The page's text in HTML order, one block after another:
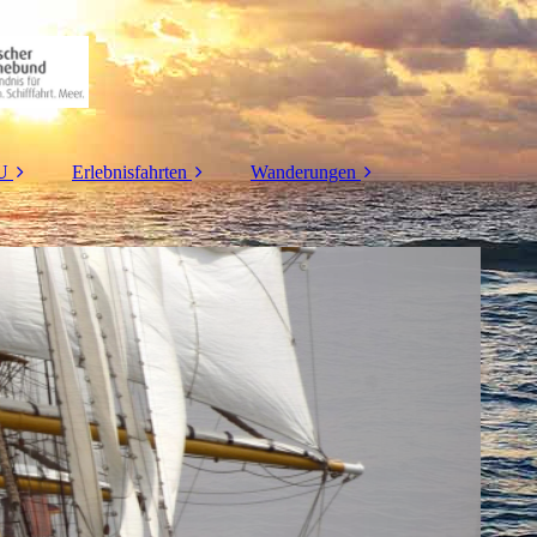
Erlebnisfahrten
Ditzum
Kieler Woche
Marine-Ehrenmal
LABOE
Roms Reiter
Techn. Museum U-
995
U-Boot-Ehrenmal
Wanderungen
Route I Schmidt
Route II Ochsenkopf
Route III Buhlert
Allerseelenschlacht
Route V Time for
Healing
Route VI Bergstein